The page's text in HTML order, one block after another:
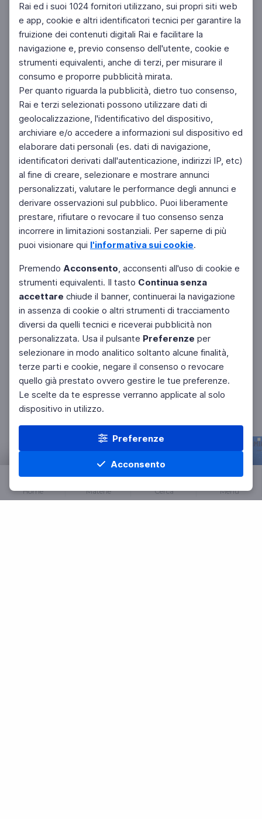
Rai ed i suoi 1024 fornitori utilizzano, sui propri siti web
e app, cookie e altri identificatori tecnici per garantire la
fruizione dei contenuti digitali Rai e facilitare la
navigazione e, previo consenso dell'utente, cookie e
strumenti equivalenti, anche di terzi, per misurare il
consumo e proporre pubblicità mirata.
Per quanto riguarda la pubblicità, dietro tuo consenso,
Rai e terzi selezionati possono utilizzare dati di
geolocalizzazione, l'identificativo del dispositivo,
archiviare e/o accedere a informazioni sul dispositivo ed
elaborare dati personali (es. dati di navigazione,
identificatori derivati dall'autenticazione, indirizzi IP, etc)
al fine di creare, selezionare e mostrare annunci
personalizzati, valutare le performance degli annunci e
derivare osservazioni sul pubblico. Puoi liberamente
prestare, rifiutare o revocare il tuo consenso senza
incorrere in limitazioni sostanziali. Per saperne di più
puoi visionare qui l'informativa sui cookie.
Premendo Acconsento, acconsenti all'uso di cookie e
strumenti equivalenti. Il tasto Continua senza
accettare chiude il banner, continuerai la navigazione
in assenza di cookie o altri strumenti di tracciamento
diversi da quelli tecnici e riceverai pubblicità non
personalizzata. Usa il pulsante Preferenze per
selezionare in modo analitico soltanto alcune finalità,
terze parti e cookie, negare il consenso o revocare
quello già prestato ovvero gestire le tue preferenze.
Le scelte da te espresse verranno applicate al solo
dispositivo in utilizzo.
Preferenze
Acconsento
Home Materie Cerca Menu
SCIENZE
Earth Overshoot Day
Il giorno dell'anno in cui risultano esaurite le risorse del
Pianeta
SPECIALE SUPER QUARK
La Notte di San Lorenzo
10 agosto
Mostra di più
I programmi dedicati alla scuola